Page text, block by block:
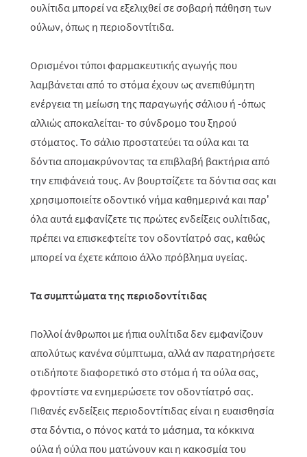
ουλίτιδα μπορεί να εξελιχθεί σε σοβαρή πάθηση των
ούλων, όπως η περιοδοντίτιδα.
Ορισμένοι τύποι φαρμακευτικής αγωγής που
λαμβάνεται από το στόμα έχουν ως ανεπιθύμητη
ενέργεια τη μείωση της παραγωγής σάλιου ή -όπως
αλλιώς αποκαλείται- το σύνδρομο του ξηρού
στόματος. Το σάλιο προστατεύει τα ούλα και τα
δόντια απομακρύνοντας τα επιβλαβή βακτήρια από
την επιφάνειά τους. Αν βουρτσίζετε τα δόντια σας και
χρησιμοποιείτε οδοντικό νήμα καθημερινά και παρ’
όλα αυτά εμφανίζετε τις πρώτες ενδείξεις ουλίτιδας,
πρέπει να επισκεφτείτε τον οδοντίατρό σας, καθώς
μπορεί να έχετε κάποιο άλλο πρόβλημα υγείας.
Τα συμπτώματα της περιοδοντίτιδας
Πολλοί άνθρωποι με ήπια ουλίτιδα δεν εμφανίζουν
απολύτως κανένα σύμπτωμα, αλλά αν παρατηρήσετε
οτιδήποτε διαφορετικό στο στόμα ή τα ούλα σας,
φροντίστε να ενημερώσετε τον οδοντίατρό σας.
Πιθανές ενδείξεις περιοδοντίτιδας είναι η ευαισθησία
στα δόντια, ο πόνος κατά το μάσημα, τα κόκκινα
ούλα ή ούλα που ματώνουν και η κακοσμία του